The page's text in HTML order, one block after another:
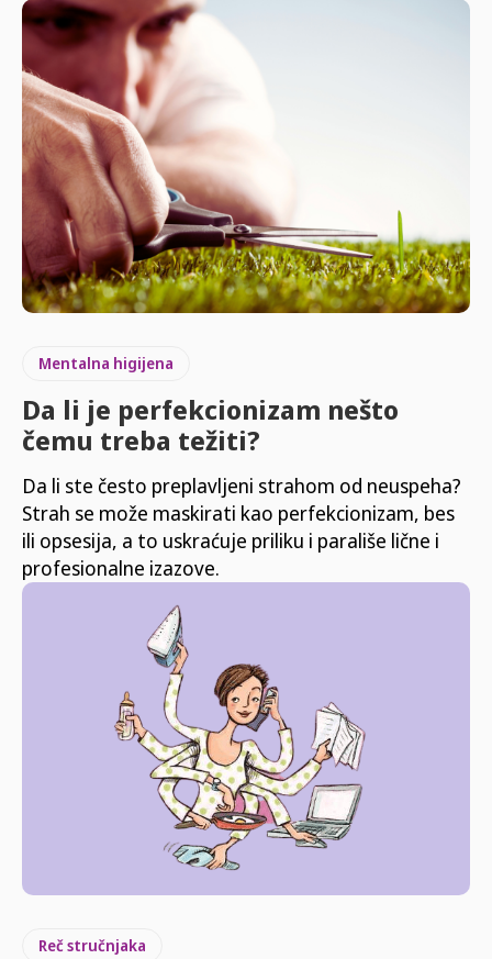
Mentalna higijena
Da li je perfekcionizam nešto
čemu treba težiti?
Da li ste često preplavljeni strahom od neuspeha?
Strah se može maskirati kao perfekcionizam, bes
ili opsesija, a to uskraćuje priliku i parališe lične i
profesionalne izazove.
Reč stručnjaka